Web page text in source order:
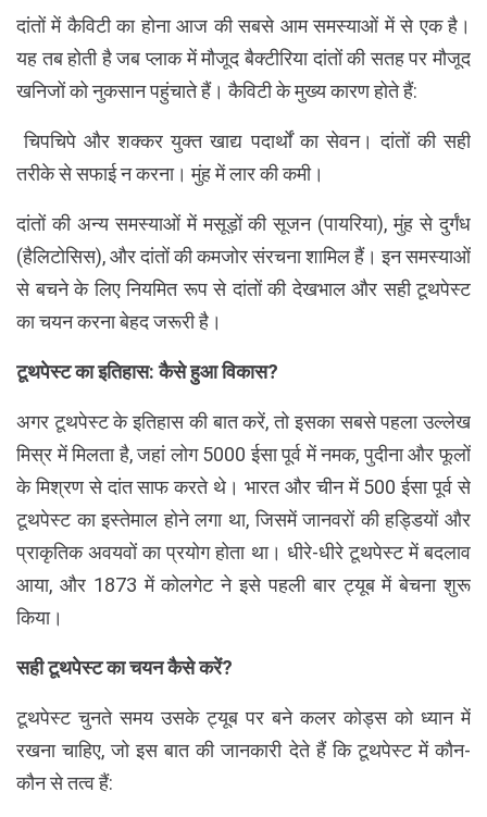
दांतों में कैविटी का होना आज की सबसे आम समस्याओं में से एक है।
यह तब होती है जब प्लाक में मौजूद बैक्टीरिया दांतों की सतह पर मौजूद
खनिजों को नुकसान पहुंचाते हैं। कैविटी के मुख्य कारण होते हैं:
चिपचिपे और शक्कर युक्त खाद्य पदार्थों का सेवन। दांतों की सही
तरीके से सफाई न करना। मुंह में लार की कमी।
दांतों की अन्य समस्याओं में मसूड़ों की सूजन (पायरिया), मुंह से दुर्गंध
(हैलिटोसिस), और दांतों की कमजोर संरचना शामिल हैं। इन समस्याओं
से बचने के लिए नियमित रूप से दांतों की देखभाल और सही टूथपेस्ट
का चयन करना बेहद जरूरी है।
टूथपेस्ट का इतिहास: कैसे हुआ विकास?
अगर टूथपेस्ट के इतिहास की बात करें, तो इसका सबसे पहला उल्लेख
मिस्र में मिलता है, जहां लोग 5000 ईसा पूर्व में नमक, पुदीना और फूलों
के मिश्रण से दांत साफ करते थे। भारत और चीन में 500 ईसा पूर्व से
टूथपेस्ट का इस्तेमाल होने लगा था, जिसमें जानवरों की हड्डियों और
प्राकृतिक अवयवों का प्रयोग होता था। धीरे-धीरे टूथपेस्ट में बदलाव
आया, और 1873 में कोलगेट ने इसे पहली बार ट्यूब में बेचना शुरू
किया।
सही टूथपेस्ट का चयन कैसे करें?
टूथपेस्ट चुनते समय उसके ट्यूब पर बने कलर कोड्स को ध्यान में
रखना चाहिए, जो इस बात की जानकारी देते हैं कि टूथपेस्ट में कौन-
कौन से तत्व हैं: